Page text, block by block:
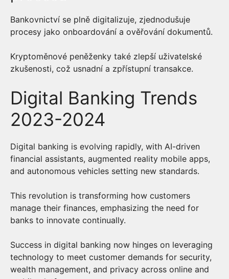
Bankovnictví se plně digitalizuje, zjednodušuje
procesy jako onboardování a ověřování dokumentů.
Kryptoměnové peněženky také zlepší uživatelské
zkušenosti, což usnadní a zpřístupní transakce.
Digital Banking Trends
2023-2024
Digital banking is evolving rapidly, with AI-driven
financial assistants, augmented reality mobile apps,
and autonomous vehicles setting new standards.
This revolution is transforming how customers
manage their finances, emphasizing the need for
banks to innovate continually.
Success in digital banking now hinges on leveraging
technology to meet customer demands for security,
wealth management, and privacy across online and